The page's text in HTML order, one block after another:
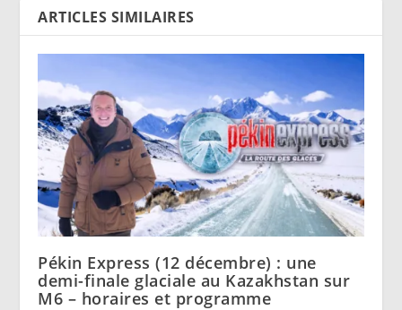
ARTICLES SIMILAIRES
Pékin Express (12 décembre) : une
demi-finale glaciale au Kazakhstan sur
M6 – horaires et programme